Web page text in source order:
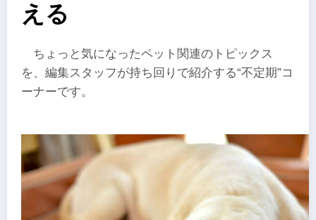
える
ちょっと気になったペット関連のトピックス
を、編集スタッフが持ち回りで紹介する“不定期”コ
ーナーです。